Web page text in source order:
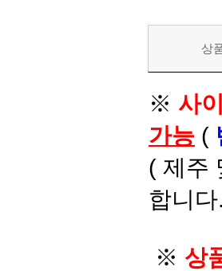
상
※ 사
가능 (
( 제주
합니
※ 상